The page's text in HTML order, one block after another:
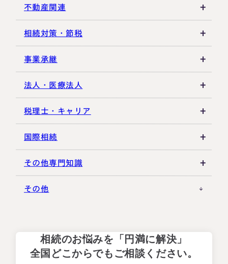
遺産分割
相続登記・名義変更
相続放棄・限定承認
相続手続き全般
死亡届・届出関連
延納・物納
法定相続人・法定相続分
相続財産
特別縁故者
特別受益・寄与分
不動産関連
建物・マンション評価
土地の評価
借地権・貸家
その他不動産
相続対策・節税
養子縁組・家族信託
生命保険活用
小規模企業共済
不動産活用
その他の相続対策
事業承継
非上場株式評価
自己株式・株式取得
種類株式・名義株
役員関連
事業承継税制
法人・医療法人
社団法人
合同会社・持分会社
医療法人
税理士・キャリア
税理士選び・相談
税理士試験
税理士キャリア
国際相続
米国関連
海外不動産
国外転出時課税
その他専門知識
事例紹介
その他
相続のお悩みを「円満に解決」
全国どこからでもご相談ください。